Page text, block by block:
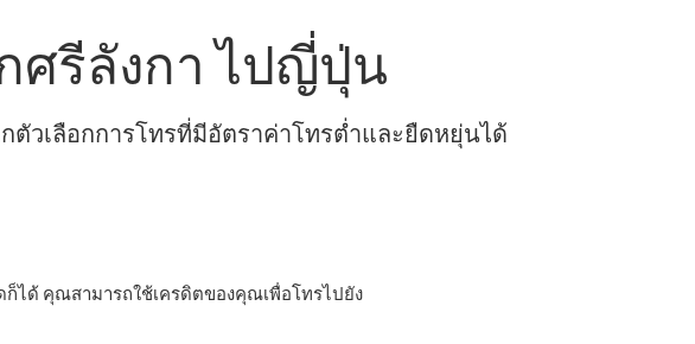
ศรีลังกา ไปญี่ปุ่น
วเลือกการโทรที่มีอัตราค่าโทรต่ำและยืดหยุ่นได้
ก็ได้ คุณสามารถใช้เครดิตของคุณเพื่อโทรไปยัง